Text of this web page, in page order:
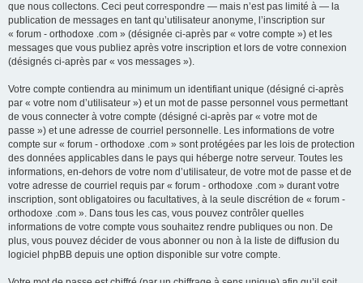
que nous collectons. Ceci peut correspondre — mais n’est pas limité à — la
publication de messages en tant qu’utilisateur anonyme, l’inscription sur
« forum - orthodoxe .com » (désignée ci-après par « votre compte ») et les
messages que vous publiez après votre inscription et lors de votre connexion
(désignés ci-après par « vos messages »).
Votre compte contiendra au minimum un identifiant unique (désigné ci-après
par « votre nom d’utilisateur ») et un mot de passe personnel vous permettant
de vous connecter à votre compte (désigné ci-après par « votre mot de
passe ») et une adresse de courriel personnelle. Les informations de votre
compte sur « forum - orthodoxe .com » sont protégées par les lois de protection
des données applicables dans le pays qui héberge notre serveur. Toutes les
informations, en-dehors de votre nom d’utilisateur, de votre mot de passe et de
votre adresse de courriel requis par « forum - orthodoxe .com » durant votre
inscription, sont obligatoires ou facultatives, à la seule discrétion de « forum -
orthodoxe .com ». Dans tous les cas, vous pouvez contrôler quelles
informations de votre compte vous souhaitez rendre publiques ou non. De
plus, vous pouvez décider de vous abonner ou non à la liste de diffusion du
logiciel phpBB depuis une option disponible sur votre compte.